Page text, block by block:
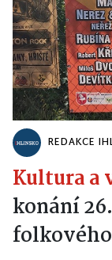
REDAKCE
Kultura a
konání